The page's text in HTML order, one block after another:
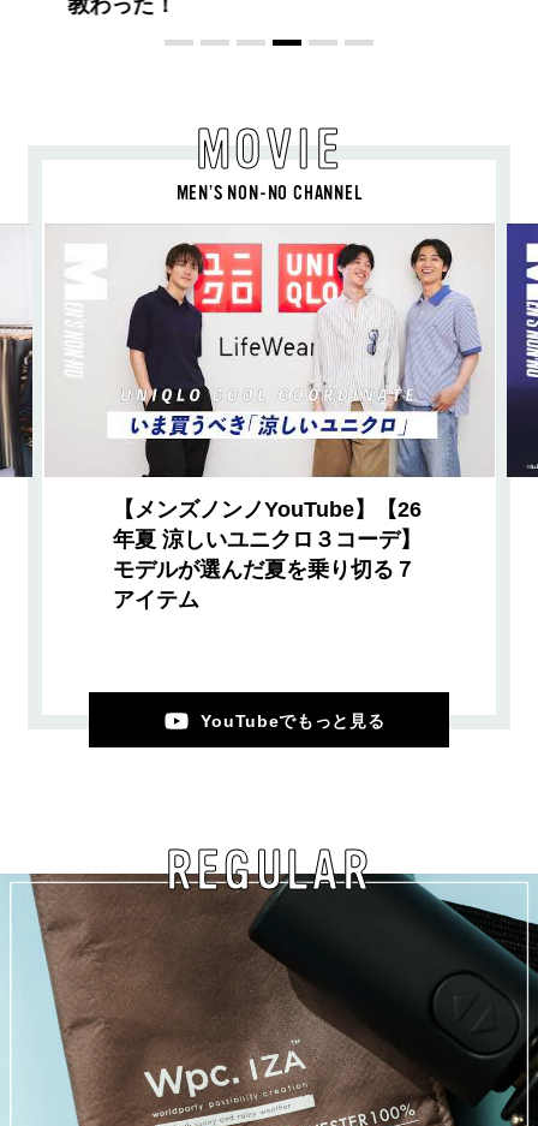
MOVIE
MEN’S NON-NO CHANNEL
【メンズノンノYouTube】【26
年夏 涼しいユニクロ３コーデ】
モデルが選んだ夏を乗り切る７
アイテム
YouTubeでもっと見る
REGULAR